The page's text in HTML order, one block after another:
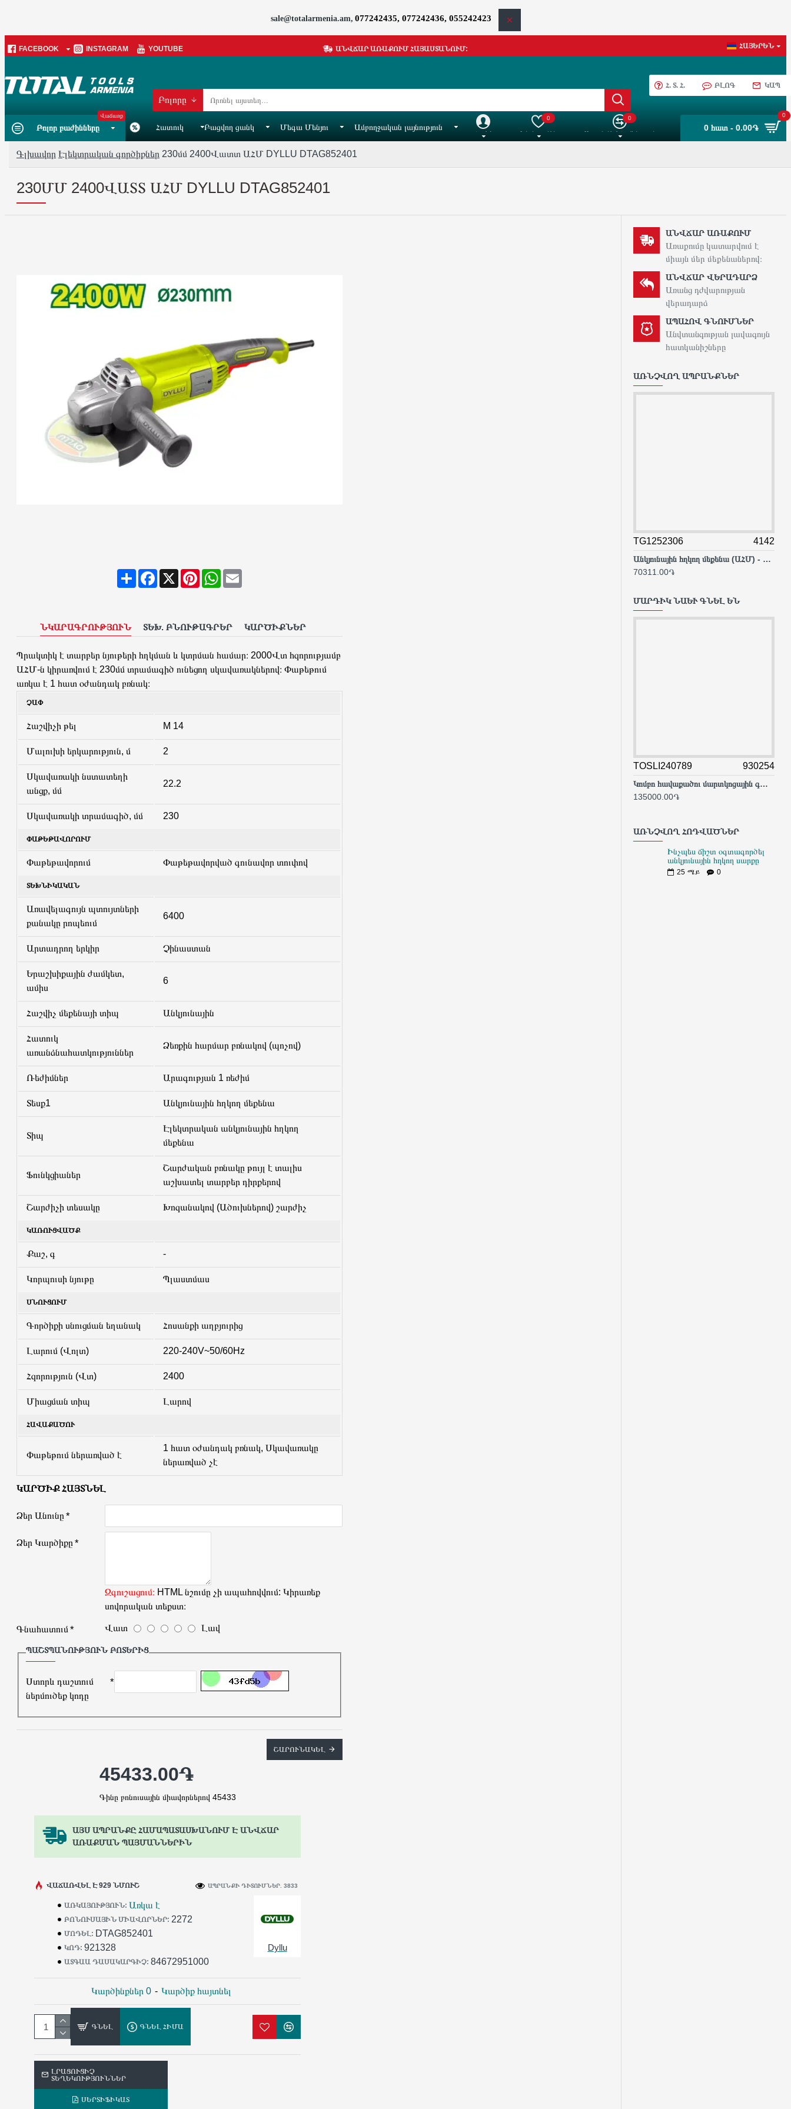
sale@totalarmenia.am, 077242435, 077242436, 055242423
FACEBOOK INSTAGRAM YOUTUBE ԱՆՎՃԱՐ ԱՌԱՔՈՒՄ ՀԱՅԱՍՏԱՆՈՒՄ: ՀԱՅԵՐԵՆ
Բոլորը
Հ. Տ. Հ. ԲԼՈԳ ԿԱՊ
Բոլոր բաժինները
Վաճառք
Հատուկ Բացվող ցանկ Մեգա Մենյու Ամբողջական լայնություն
Հաշիվ Իմ ընտրանին
0
Ապրանքների Համեմատում
0
0 հատ - 0.00֏
0
Գլխավոր Էլեկտրական գործիքներ 230մմ 2400Վատտ ԱՀՄ DYLLU DTAG852401
230ՄՄ 2400ՎԱՏՏ ԱՀՄ DYLLU DTAG852401
ShareFacebook
X PinterestWhatsApp
Email
ՆԿԱՐԱԳՐՈՒԹՅՈՒՆ ՏԵԽ. ԲՆՈՒԹԱԳՐԵՐ ԿԱՐԾԻՔՆԵՐ
Պրակտիկ է տարբեր նյութերի հղկման և կտրման համար։ 2000Վտ հզորությամբ
ԱՀՄ-ն կիրառվում է 230մմ տրամագիծ ունեցող սկավառակներով։ Փաթեթում
առկա է 1 հատ օժանդակ բռնակ։
ՉԱՓ
Հաշվիչի թել M 14
Մալուխի երկարություն, մ 2
Սկավառակի նստատեղի
անցք, մմ
22.2
Սկավառակի տրամագիծ, մմ 230
ՓԱԹԵԹԱՎՈՐՈՒՄ
Փաթեթավորում Փաթեթավորված գունավոր տուփով
ՏԵԽՆԻԿԱԿԱՆ
Առավելագույն պտույտների
քանակը րոպեում
6400
Արտադրող երկիր Չինաստան
Երաշխիքային ժամկետ,
ամիս
6
Հաշվիչ մեքենայի տիպ Անկյունային
Հատուկ
առանձնահատկություններ
Ձեռքին հարմար բռնակով (պոչով)
Ռեժիմներ Արագության 1 ռեժիմ
Տեսք1 Անկյունային հղկող մեքենա
Տիպ
Էլեկտրական անկյունային հղկող
մեքենա
Ֆունկցիաներ
Շարժական բռնակը թույլ է տալիս
աշխատել տարբեր դիրքերով
Շարժիչի տեսակը Խոզանակով (Ածուխներով) շարժիչ
ԿԱՌՈՒՑՎԱԾՔ
Քաշ, գ -
Կորպուսի նյութը Պլաստմաս
ՍՆՈՒՑՈՒՄ
Գործիքի սնուցման եղանակ Հոսանքի աղբյուրից
Լարում (Վոլտ) 220-240V~50/60Hz
Հզորություն (Վտ) 2400
Միացման տիպ Լարով
ՀԱՎԱՔԱԾՈՒ
Փաթեթում ներառված է
1 հատ օժանդակ բռնակ, Սկավառակը
ներառված չէ
ԿԱՐԾԻՔ ՀԱՅՏՆԵԼ
Ձեր Անունը
Ձեր Կարծիքը
Զգուշացում։ HTML նշումը չի ապահովվում: Կիրառեք
սովորական տեքստ։
Գնահատում Վատ Լավ
ՊԱՇՏՊԱՆՈՒԹՅՈՒՆ ԲՈՏԵՐԻՑ
Ստորև դաշտում
ներմուծեք կոդը
ՇԱՐՈՒՆԱԿԵԼ
ԱՅՍ ԱՊՐԱՆՔԸ ՀԱՄԱՊԱՏԱՍԽԱՆՈՒՄ Է ԱՆՎՃԱՐ
ԱՌԱՔՄԱՆ ՊԱՅՄԱՆՆԵՐԻՆ
ԱՌԿԱՅՈՒԹՅՈՒՆ: Առկա է
ԲՈՆՈՒՍԱՅԻՆ ՄԻԱՎՈՐՆԵՐ: 2272
ՄՈԴԵԼ: DTAG852401
ԿՈԴ: 921328
ԱՏԳԱԱ ԴԱՍԱԿԱՐԳԻՉ: 84672951000
Dyllu
ՎԱՃԱՌՎԵԼ Է 929 ՆՄՈՒՇ ԱՊՐԱՆՔԻ ԴԻՏՈՒՄՆԵՐ. 3833
Կարծինքներ 0 - Կարծիք հայտնել
45433.00֏
Գինը բոնուսային միավորներով 45433
ԳՆԵԼ ԳՆԵԼ ՀԻՄԱ
ԼՐԱՑՈՒՑԻՉ
ՏԵՂԵԿՈՒԹՅՈՒՆՆԵՐ
ՍԵՐՏԻՖԻԿԱՏ
ԱՆՎՃԱՐ ԱՌԱՔՈՒՄ
Առաքումը կատարվում է
միայն մեր մեքենաներով։
ԱՆՎՃԱՐ ՎԵՐԱԴԱՐՁ
Առանց դժվարության
վերադարձ
ԱՊԱՀՈՎ ԳՆՈՒՄՆԵՐ
Անվտանգության լավագույն
հատկանիշները
ԱՌՆՉՎՈՂ ԱՊՐԱՆՔՆԵՐ
TG1252306 4142
Անկյունային հղկող մեքենա (ԱՀՄ) - Բալգարկա /2400Վատտ/230մմ/Արտադրական/INDUSTRIAL
70311.00֏
ՄԱՐԴԻԿ ՆԱԵՒ ԳՆԵԼ ԵՆ
TOSLI240789 930254
Կոմբո հավաքածու մարտկոցային գայկավյորտ, փոշեկուլ, ԱՀՄ
135000.00֏
ԱՌՆՉՎՈՂ ՀՈԴՎԱԾՆԵՐ
Ինչպես ճիշտ օգտագործել
անկյունային հղկող սարքը
25 ሜይ 0